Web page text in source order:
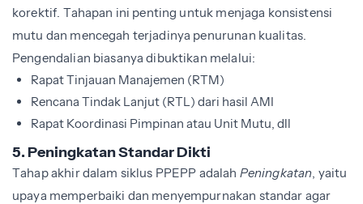
korektif. Tahapan ini penting untuk menjaga konsistensi
mutu dan mencegah terjadinya penurunan kualitas.
Pengendalian biasanya dibuktikan melalui:
Rapat Tinjauan Manajemen (RTM)
Rencana Tindak Lanjut (RTL) dari hasil AMI
Rapat Koordinasi Pimpinan atau Unit Mutu, dll
5. Peningkatan Standar Dikti
Tahap akhir dalam siklus PPEPP adalah Peningkatan, yaitu
upaya memperbaiki dan menyempurnakan standar agar